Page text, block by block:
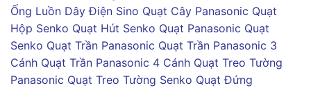
Ống Luồn Dây Điện Sino Quạt Cây Panasonic Quạt
Hộp Senko Quạt Hút Senko Quạt Panasonic Quạt
Senko Quạt Trần Panasonic Quạt Trần Panasonic 3
Cánh Quạt Trần Panasonic 4 Cánh Quạt Treo Tường
Panasonic Quạt Treo Tường Senko Quạt Đứng